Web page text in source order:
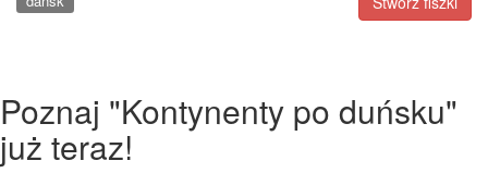
Poznaj "Kontynenty po duńsku"
już teraz!